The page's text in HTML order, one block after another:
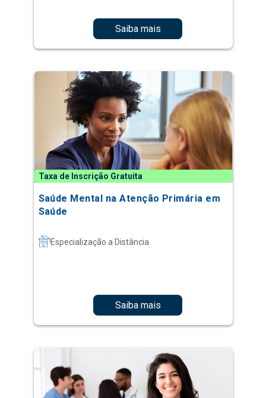
Saiba mais
Taxa de Inscrição Gratuita
Saúde Mental na Atenção Primária em
Saúde
Especialização a Distância
Saiba mais